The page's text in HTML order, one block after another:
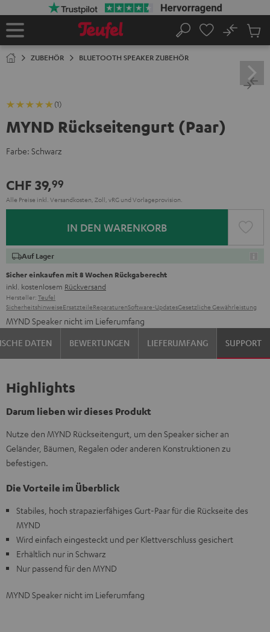
Startseite
Suche
No
ZUBEHÖR BLUETOOTH SPEAKER ZUBEHÖR
(1)
MYND Rückseitengurt (Paar)
Farbe: Schwarz
CHF 39,99
Alle Preise inkl. Versandkosten, Zoll, vRG und Vorlageprovision.
IN DEN WARENKORB
Auf Lager
Sicher einkaufen mit 8 Wochen Rückgaberecht
inkl. kostenlosem Rückversand
Hersteller: Teufel
SicherheitshinweiseErsatzteileReparaturenSoftware-UpdatesGesetzliche Gewährleistung
MYND Speaker nicht im Lieferumfang
DATEN
BEWERTUNGEN LIEFERUMFANG SUPPORT
Highlights
Darum lieben wir dieses Produkt
Nutze den MYND Rückseitengurt, um den Speaker sicher an
Geländer, Bäumen, Regalen oder anderen Konstruktionen zu
befestigen.
Die Vorteile im Überblick
Stabiles, hoch strapazierfähiges Gurt-Paar für die Rückseite des
MYND
Wird einfach eingesteckt und per Klettverschluss gesichert
Erhältlich nur in Schwarz
Nur passend für den MYND
MYND Speaker nicht im Lieferumfang